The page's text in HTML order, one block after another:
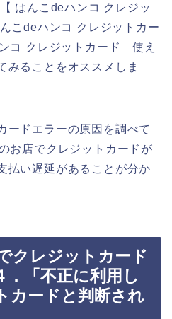
はんこdeハンコ クレジッ
こdeハンコ クレジットカー
コ クレジットカード 使え
みることをオススメしま
ードエラーの原因を調べて
お店でクレジットカードが
払い遅延があることが分か
クレジットカード
．「不正に利用し
カードと判断され